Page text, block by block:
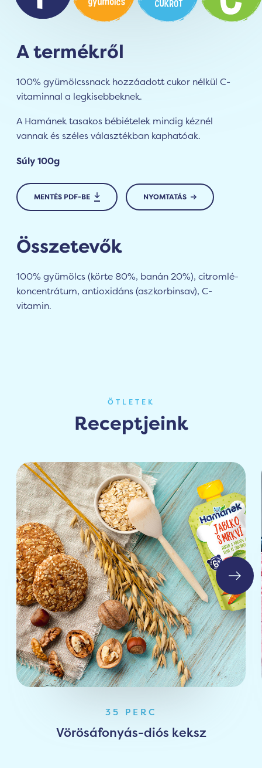
A termékről
100% gyümölcssnack hozzáadott cukor nélkül C-
vitaminnal a legkisebbeknek.
A Hamánek tasakos bébiételek mindig kéznél
vannak és széles választékban kaphatóak.
Súly 100g
MENTÉS PDF-BE NYOMTATÁS
Összetevők
100% gyümölcs (körte 80%, banán 20%), citromlé-
koncentrátum, antioxidáns (aszkorbinsav), C-
vitamin.
ÖTLETEK
Receptjeink
35 PERC
Vörösáfonyás-diós keksz